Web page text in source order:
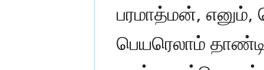
பரமாத்மன், எனும்,
பெயரெலாம்